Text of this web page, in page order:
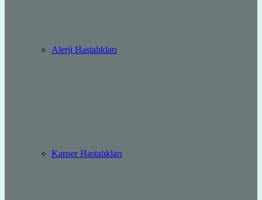
Alerji Hastalıkları
Kanser Hastalıkları